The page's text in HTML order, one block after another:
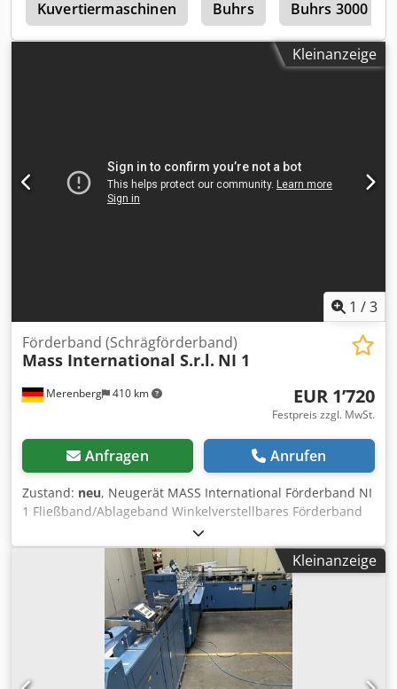
werden. Hersteller: KRAUSS MAFFEI Baujahr: 2010 Länge
der Förderbänder: jeweils 6,00 m Breite der Förderbänder:
insgesamt 1,75 m
Kuvertiermaschinen Buhrs Buhrs 3000
Kleinanzeige
1 /3
Merenberg 410 km
Förderband (Schrägförderband)
Mass International S.r.l. NI 1
EUR 1’720
Festpreis zzgl. MwSt.
Anfragen Anrufen
Zustand: neu, Neugerät MASS International Förderband NI
1 Fließband/Ablageband Winkelverstellbares Förderband
mit Trichter im Aufgabeteil kurzfristig lieferbar Beispiel: NI
1 Länge 1500 mm Nutzbreite 250 mm Aussenbreite 305
mm (ohne Motor) höhenverstellbar Abgabehöhe 600 - 1000
mm variabel in der Neigung einstellbar Stollenhöhe 30
mm Stollenabstand 500 mm Gurtgeschwindigkeit 3 m /min
fahrbar auf lenkbaren Stopprollen Djdpeh Nyp Ujfx Abfskr
Optional: weitere Abmessungen siehe Standardlieferliste
Abmessungen auf Kundenwunsch FDA Konformer Gurt
geänderte Gurtgeschwindigkeit etc.
Kleinanzeige